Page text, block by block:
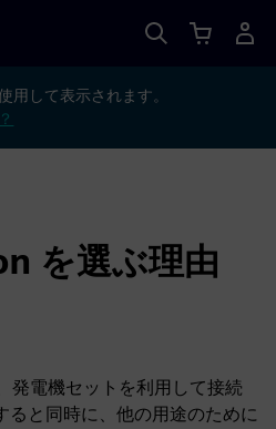
用して表示されます。
を選ぶ理由
発電機セットを利用して接続
ると同時に、他の用途のために